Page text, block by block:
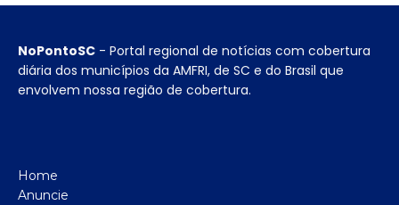
NoPontoSC - Portal regional de notícias com cobertura
diária dos municípios da AMFRI, de SC e do Brasil que
envolvem nossa região de cobertura.
Home
Anuncie